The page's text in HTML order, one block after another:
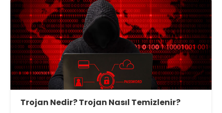
Trojan Nedir? Trojan Nasıl Temizlenir?